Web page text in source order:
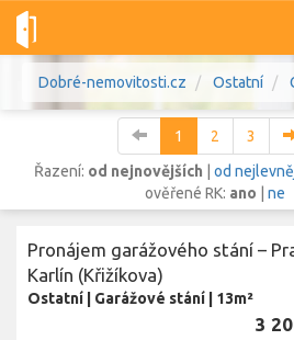
Dobré-nemovitosti.cz Ostatní
Lokalita
Lokalita
1 2
3
Řazení: od nejnovějších od
ověřené RK: ano ne
Pronájem garážového stání –
Karlín (Křižíkova)
Ostatní Garážové stání 13m²
3